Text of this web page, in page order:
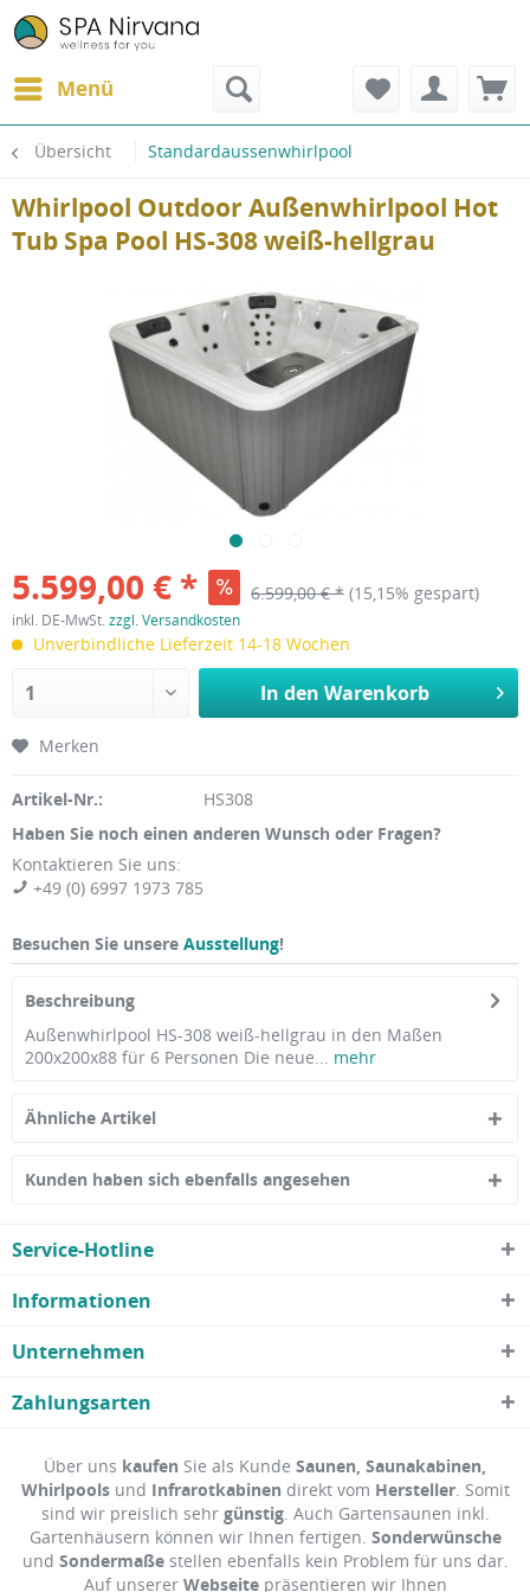
Menü
Übersicht Standardaussenwhirlpool
Whirlpool Outdoor Außenwhirlpool Hot
Tub Spa Pool HS-308 weiß-hellgrau
5.599,00 € * 6.599,00 € * (15,15% gespart)
inkl. DE-MwSt. zzgl. Versandkosten
Unverbindliche Lieferzeit 14-18 Wochen
In den Warenkorb
Merken
Artikel-Nr.:
HS308
Haben Sie noch einen anderen Wunsch oder Fragen?
Kontaktieren Sie uns:
+49 (0) 6997 1973 785
Besuchen Sie unsere Ausstellung!
Beschreibung
Außenwhirlpool HS-308 weiß-hellgrau in den Maßen
200x200x88 für 6 Personen Die neue... mehr
Ähnliche Artikel
Kunden haben sich ebenfalls angesehen
Service-Hotline
Informationen
Unternehmen
Zahlungsarten
Über uns kaufen Sie als Kunde Saunen, Saunakabinen,
Whirlpoolsund Infrarotkabinen direkt vom Hersteller. Somit
sind wir preislich sehr günstig. Auch Gartensaunen inkl.
Gartenhäusern können wir Ihnen fertigen. Sonderwünsche
und Sondermaßestellen ebenfalls kein Problem für uns dar.
Auf unserer Webseitepräsentieren wir Ihnen